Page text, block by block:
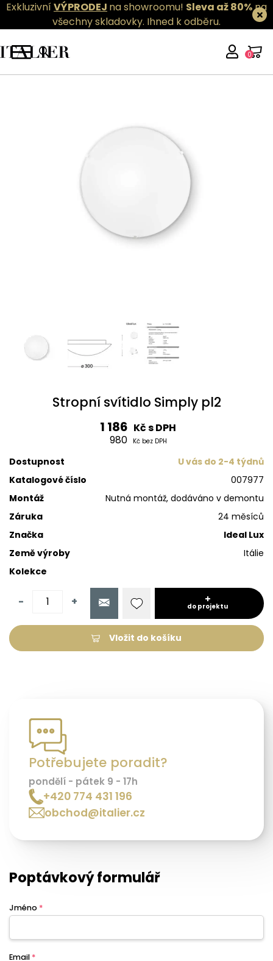
ExkluzivníVÝPRODEJ na showroomu! Sleva až 80%na
všechny skladovky. Ihned k odběru.
0
Stropní svítidlo Simply pl2
1 186 Kč s DPH
980
Kč bez DPH
Dostupnost
U vás do 2-4 týdnů
Katalogové číslo
007977
Montáž
Nutná montáž, dodáváno v demontu
Záruka
24 měsíců
Značka
Ideal Lux
Země výroby
Itálie
Kolekce
- +
Vložit do košíku
do projektu
Potřebujete poradit?
pondělí - pátek 9 - 17h
+420 774 431 196
obchod@italier.cz
Poptávkový formulář
Jméno *
Email *